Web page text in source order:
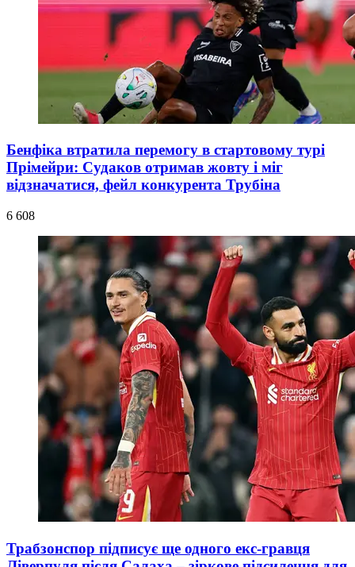
Бенфіка втратила перемогу в стартовому турі
Прімейри: Судаков отримав жовту і міг
відзначатися, фейл конкурента Трубіна
6 608
Трабзонспор підписує ще одного екс-гравця